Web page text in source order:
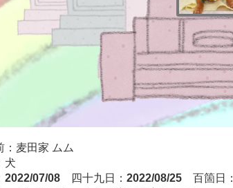
：麦田家 ムム
犬
2022/07/08 四十九日： 2022/08/25 百箇日：